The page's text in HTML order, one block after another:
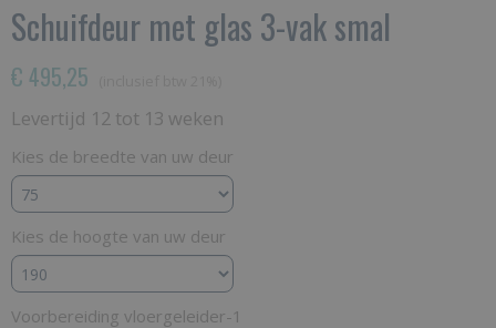
Schuifdeur met glas 3-vak smal
€ 495,25
Levertijd 12 tot 13 weken
Kies de breedte van uw deur
Kies de hoogte van uw deur
Voorbereiding vloergeleider-1